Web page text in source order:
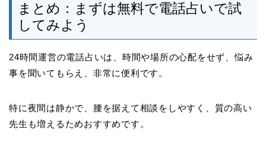
まとめ：まずは無料で電話占いで試
してみよう
24時間運営の電話占いは、時間や場所の心配をせず、悩み
事を聞いてもらえ、非常に便利です。
特に夜間は静かで、腰を据えて相談をしやすく、質の高い
先生も増えるためおすすめです。